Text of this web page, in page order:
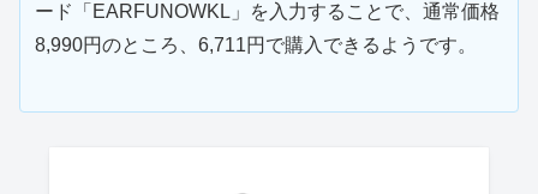
ード「EARFUNOWKL」を入力することで、通常価格
8,990円のところ、6,711円で購入できるようです。